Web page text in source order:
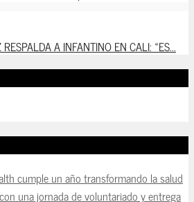
A INFANTINO EN CALI: «ES...
cumple un año transformando la salud
una jornada de voluntariado y entrega